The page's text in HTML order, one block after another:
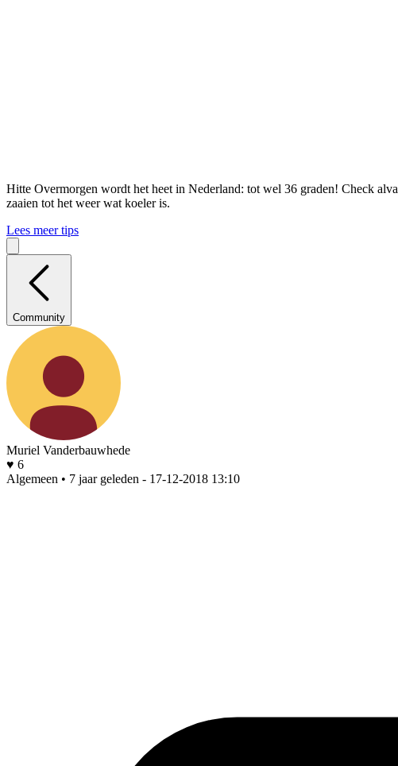
Hitte Overmorgen wordt het heet in Nederland: tot wel 36 graden! Check
zaaien tot het weer wat koeler is.
Lees meer tips
Community
Muriel Vanderbauwhede
♥ 6
Algemeen • 7 jaar geleden - 17-12-2018 13:10